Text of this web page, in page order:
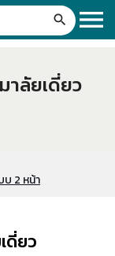
menu
search
าลัยเดี่ยว
บ 2 หน้า
ดี่ยว